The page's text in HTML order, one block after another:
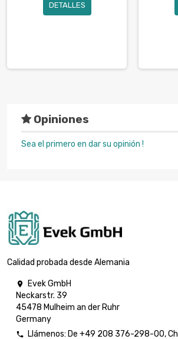
DETALLES
Opiniones
Sea el primero en dar su opinión !
Calidad probada desde Alemania

Evek GmbH
Neckarstr. 39
45478 Mulheim an der Ruhr
Germany
 Llámenos: De +49 208 376-298-00, Ch